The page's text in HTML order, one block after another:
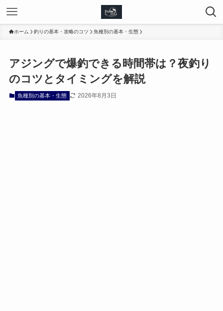
ホーム 釣りの基本・攻略のコツ 魚種別の基本・生態
アジングで爆釣できる時間帯は？夜釣り
のコツとタイミングを解説
魚種別の基本・生態 2026年8月3日